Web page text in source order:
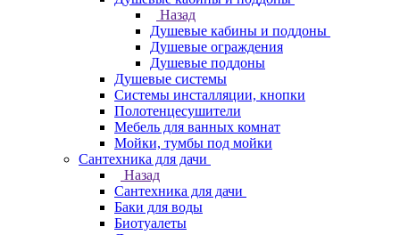
Назад
Душевые кабины и поддоны
Душевые ограждения
Душевые поддоны
Душевые системы
Системы инсталляции, кнопки
Полотенцесушители
Мебель для ванных комнат
Мойки, тумбы под мойки
Сантехника для дачи
Назад
Сантехника для дачи
Баки для воды
Биотуалеты